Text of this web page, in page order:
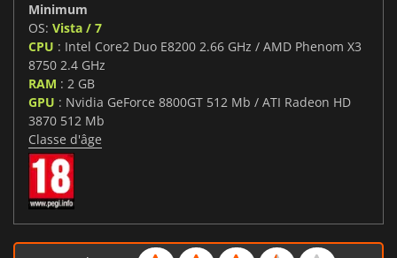
Minimum
OS: Vista / 7
CPU : Intel Core2 Duo E8200 2.66 GHz / AMD Phenom X3
8750 2.4 GHz
RAM : 2 GB
GPU : Nvidia GeForce 8800GT 512 Mb / ATI Radeon HD
3870 512 Mb
Classe d'âge